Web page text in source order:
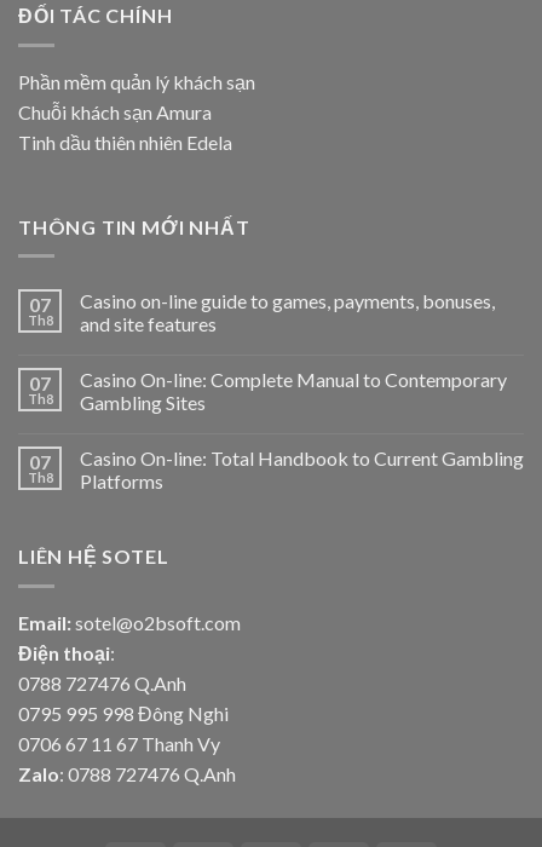
ĐỐI TÁC CHÍNH
Phần mềm quản lý khách sạn
Chuỗi khách sạn Amura
Tinh dầu thiên nhiên Edela
THÔNG TIN MỚI NHẤT
07
Th8
Casino on-line guide to games, payments, bonuses,
and site features
07
Th8
Casino On-line: Complete Manual to Contemporary
Gambling Sites
07
Th8
Casino On-line: Total Handbook to Current Gambling
Platforms
LIÊN HỆ SOTEL
Email: sotel@o2bsoft.com
Điện thoại:
0788 727476 Q.Anh
0795 995 998 Đông Nghi
0706 67 11 67 Thanh Vy
Zalo: 0788 727476 Q.Anh